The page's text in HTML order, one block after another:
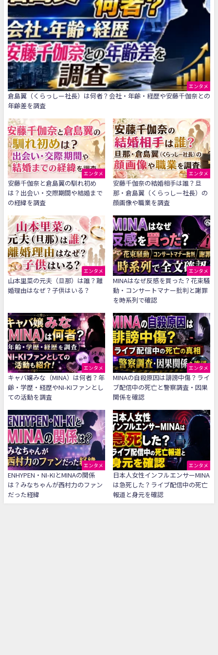
エンタメ
倉島翼（くらっしー社長）は何者？会社・年齢・経歴や安藤千伽奈との
年齢差を調査
エンタメ
安藤千伽奈と倉島翼の馴れ初め
は？出会い・交際期間や結婚まで
の経緯を調査
エンタメ
安藤千伽奈の結婚相手は誰？旦
那・倉島翼（くらっしー社長）の
顔画像や職業を調査
エンタメ
山本里菜の元夫（旦那）は誰？離
婚理由はなぜ？子供はいる？
エンタメ
MINAはなぜ反感を買った？花束騒
動・コンサートマナー批判と謝罪
を時系列で確認
エンタメ
キャバ嬢みな（MINA）は何者？年
齢・学歴・経歴やNI-KIファンとし
ての活動を調査
エンタメ
MINAの自殺原因は誹謗中傷？ライ
ブ配信中の死亡と警察調査・因果
関係を確認
エンタメ
ENHYPEN・NI-KIとMINAの関係
は？みなちゃんが西村力のファン
だった経緯
エンタメ
日本人女性インフルエンサーMINA
は急死した？ライブ配信中の死亡
報道と身元を確認